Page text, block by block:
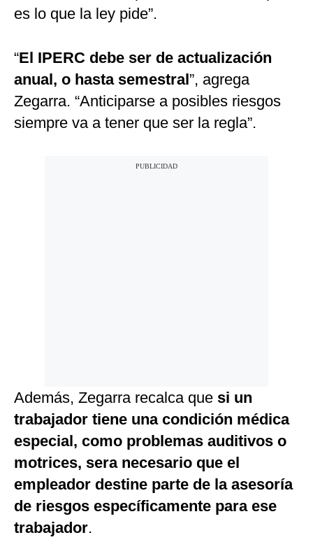
es lo que la ley pide”.
“El IPERC debe ser de actualización
anual, o hasta semestral”, agrega
Zegarra. “Anticiparse a posibles riesgos
siempre va a tener que ser la regla”.
Además, Zegarra recalca que si un
trabajador tiene una condición médica
especial, como problemas auditivos o
motrices, sera necesario que el
empleador destine parte de la asesoría
de riesgos específicamente para ese
trabajador.